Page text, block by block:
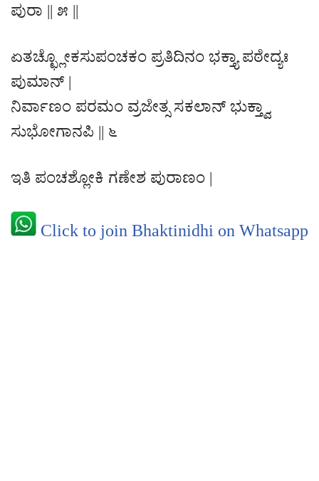
ಪುರಾ || ೫ ||
ಏತಚ್ಛ್ಲೋಕಸುಪಂಚಕಂ ಪ್ರತಿದಿನಂ ಭಕ್ತ್ಯಾ ಪಠೇದ್ಯಃ
ಪುಮಾನ್ |
ನಿರ್ವಾಣಂ ಪರಮಂ ವ್ರಜೇತ್ಸ ಸಕಲಾನ್ ಭುಕ್ತ್ವಾ
ಸುಭೋಗಾನಪಿ || ೬
ಇತಿ ಪಂಚಶ್ಲೋಕಿ ಗಣೇಶ ಪುರಾಣಂ |
Click to join Bhaktinidhi on Whatsapp